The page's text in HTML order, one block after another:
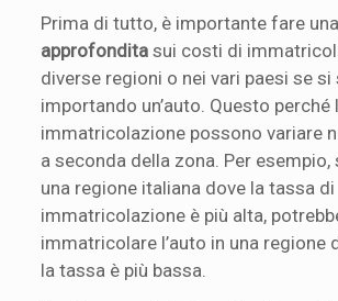
Prima di tutto, è importante fare una
approfondita sui costi di
diverse regioni o nei vari paesi se si
importando un’auto. Questo perché
immatricolazione possono variare
a seconda della zona. Per esempio,
una regione italiana dove la tassa di
immatricolazione è più alta,
immatricolare l’auto in una regione
la tassa è più bassa.